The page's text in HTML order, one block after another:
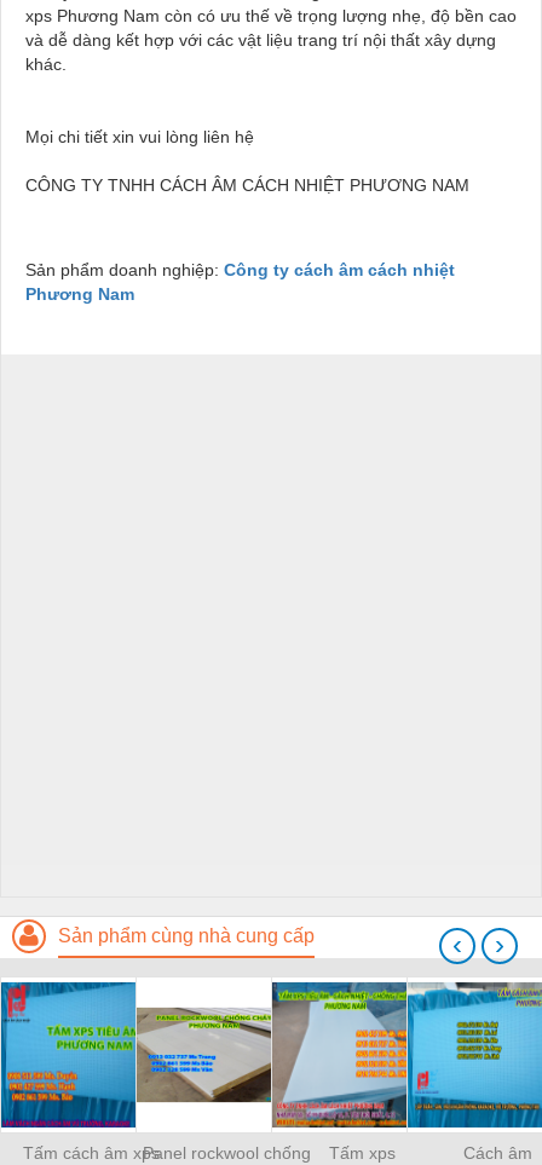
xps Phương Nam còn có ưu thế về trọng lượng nhẹ, độ bền cao
và dễ dàng kết hợp với các vật liệu trang trí nội thất xây dựng
khác.
Mọi chi tiết xin vui lòng liên hệ
CÔNG TY TNHH CÁCH ÂM CÁCH NHIỆT PHƯƠNG NAM
Sản phẩm doanh nghiệp: Công ty cách âm cách nhiệt
Phương Nam
Sản phẩm cùng nhà cung cấp
Tấm cách âm xpsPanel rockwool chống
Tấm xps Cách âm
‹ ›